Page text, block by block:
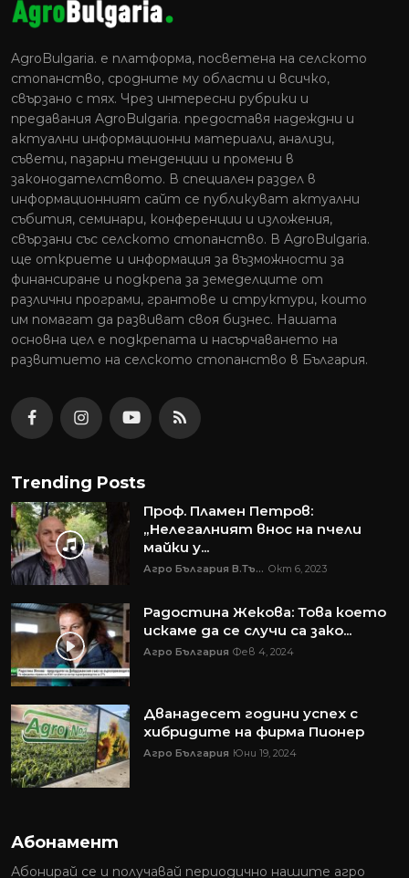
AgroBulgaria. e платформа, посветена на селското
стопанство, сродните му области и всичко,
свързано с тях. Чрез интересни рубрики и
предавания AgroBulgaria. предоставя надеждни и
актуални информационни материали, анализи,
съвети, пазарни тенденции и промени в
законодателството. В специален раздел в
информационният сайт се публикуват актуални
събития, семинари, конференции и изложения,
свързани със селското стопанство. В AgroBulgaria.
ще откриете и информация за възможности за
финансиране и подкрепа за земеделците от
различни програми, грантове и структури, които
им помагат да развиват своя бизнес. Нашата
основна цел е подкрепата и насърчаването на
развитието на селското стопанство в България.
Trending Posts
Проф. Пламен Петров:
„Нелегалният внос на пчели
майки у...
Агро България В.Тъ... Окт 6, 2023
Радостина Жекова: Това което
искаме да се случи са зако...
Агро България Фев 4, 2024
Дванадесет години успех с
хибридите на фирма Пионер
Агро България Юни 19, 2024
Абонамент
Абонирай се и получавай периодично нашите агро